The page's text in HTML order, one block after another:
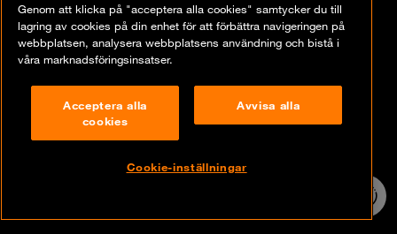
Vulnerability policy
Compliance
Genom att klicka på "acceptera alla cookies" samtycker du till
lagring av cookies på din enhet för att förbättra navigeringen på
webbplatsen, analysera webbplatsens användning och bistå i
våra marknadsföringsinsatser.
Acceptera alla
cookies
Avvisa alla
Cookie-inställningar